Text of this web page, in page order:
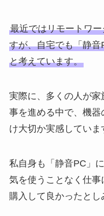
最近ではリモートワ
すが、自宅でも「静
と考えています。
実際に、多くの人が
事を進める中で、機
け大切か実感していま
私自身も「静音PC」
気を使うことなく仕事
購入して良かったとし